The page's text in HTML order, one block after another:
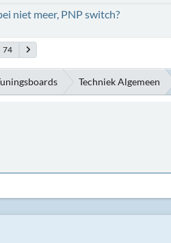
niet meer, PNP switch?
74
Techniek Algemeen